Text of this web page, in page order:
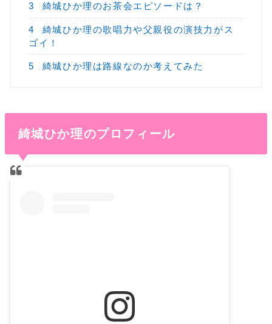
3 綺城ひか理のお茶会エピソードは？
4
綺城ひか理の歌唱力や父親役の演技力がス
ゴイ！
5 綺城ひか理は路線なのか考えてみた
綺城ひか理のプロフィール